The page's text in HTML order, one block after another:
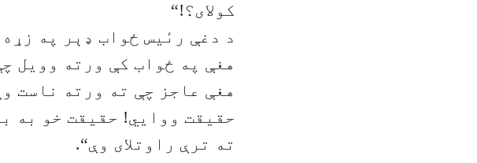
کولای؟!“
د دغې رىٔیس ځواب ډېر په
هغې په ځواب کې ورته وویل
هغې عاجز چې ته ورته ناست
حقیقت ووایي! حقیقت خو به
ته ترې راوتلای وې“.